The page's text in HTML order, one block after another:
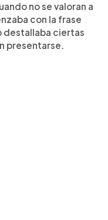
no se valoran a
con la frase
destallaba ciertas
presentarse.